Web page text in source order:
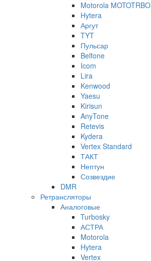
Motorola MOTOTRBO
Hytera
Аргут
TYT
Пульсар
Belfone
Icom
Lira
Kenwood
Yaesu
Kirisun
AnyTone
Retevis
Kydera
Vertex Standard
ТАКТ
Нептун
Созвездие
DMR
Ретрансляторы
Аналоговые
Turbosky
АСТРА
Motorola
Hytera
Vertex